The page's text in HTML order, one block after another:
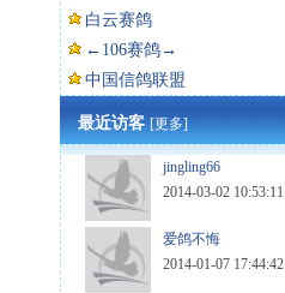
白云赛鸽
←106赛鸽→
中国信鸽联盟
最近访客[更多]
jingling66
2014-03-02 10:53:11
爱鸽不悔
2014-01-07 17:44:42